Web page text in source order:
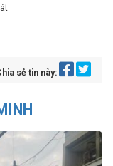
sẻ tin này: